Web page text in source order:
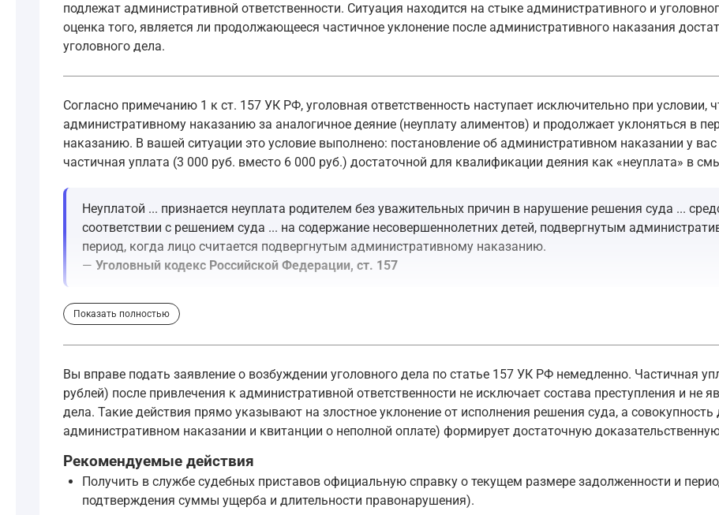
подлежат административной ответственности. Ситуация находится на стыке административного и
оценка того, является ли продолжающееся частичное уклонение после административного наказания
уголовного дела.
Согласно примечанию 1 к ст. 157 УК РФ, уголовная ответственность наступает исключительно при условии,
административному наказанию за аналогичное деяние (неуплату алиментов) и продолжает уклоняться в
наказанию. В вашей ситуации это условие выполнено: постановление об административном наказании у
частичная уплата (3 000 руб. вместо 6 000 руб.) достаточной для квалификации деяния как «неуплата» в
Неуплатой ... признается неуплата родителем без уважительных причин в нарушение решения суда ...
соответствии с решением суда ... на содержание несовершеннолетних детей, подвергнутым
период, когда лицо считается подвергнутым административному наказанию.
— Уголовный кодекс Российской Федерации, ст. 157
Закон не делает исключения для частичного исполнения. Требуется уплата средств именно
Заявление о преступлении может быть сделано в устном или письменном виде. Письменное заявление о
— Уголовно-процессуальный кодекс Российской Федерации, ст. 141
К заявлению следует приложить имеющиеся у вас документы: постановление об административном
Заявление подается в орган дознания (как правило, в службу судебных приставов, где уполномоченные
Показать полностью
Вы вправе подать заявление о возбуждении уголовного дела по статье 157 УК РФ немедленно. Частичная
рублей) после привлечения к административной ответственности не исключает состава преступления и не
дела. Такие действия прямо указывают на злостное уклонение от исполнения решения суда, а
административном наказании и квитанции о неполной оплате) формирует достаточную
Рекомендуемые действия
Получить в службе судебных приставов официальную справку о текущем размере задолженности и
подтверждения суммы ущерба и длительности правонарушения).